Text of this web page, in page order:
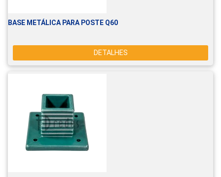
BASE METÁLICA PARA POSTE Q60
DETALHES